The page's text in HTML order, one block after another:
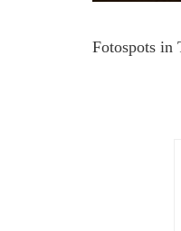
Fotospots in